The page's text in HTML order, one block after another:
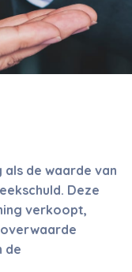
de waarde van
Deze
verkoopt,
de